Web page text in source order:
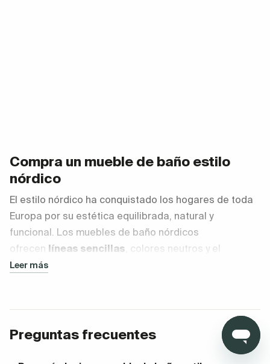
Compra un mueble de baño estilo
nórdico
El estilo nórdico ha conquistado los hogares de toda
Europa por su estética equilibrada, natural y
funcional. Los muebles de baño nórdicos
ofrecen líneas sencillas , colores neutros y el
protagonismo de la madera clara, una combinación
Elegir un mueble de baño de madera nórdico es
pensado para durar tanto en materiales como en
estilo. En nuestra tienda encontrarás piezas que
Leer más
Preguntas frecuentes